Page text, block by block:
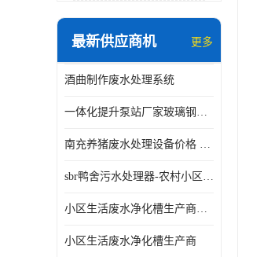
最新供应商机 更多
酒曲制作废水处理系统
一体化提升泵站厂家玻璃钢材质价格
南充养猪废水处理设备价格 ao污水处理器 *专人看管
sbr鸭舍污水处理器-农村小区生活污水净化器
小区生活废水净化槽生产商帝洁环保
小区生活废水净化槽生产商